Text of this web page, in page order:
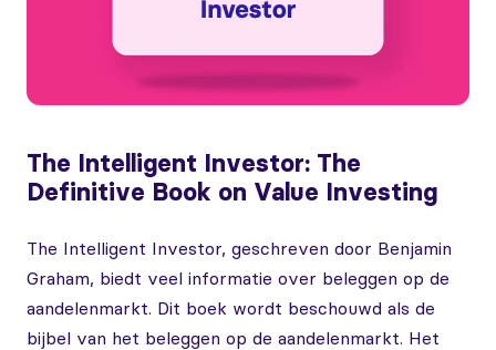
The Intelligent Investor: The
Definitive Book on Value Investing
The Intelligent Investor, geschreven door Benjamin
Graham, biedt veel informatie over beleggen op de
aandelenmarkt. Dit boek wordt beschouwd als de
bijbel van het beleggen op de aandelenmarkt. Het